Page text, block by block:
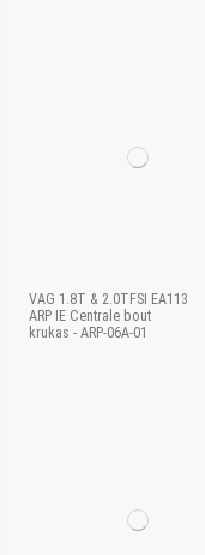
VAG 1.8T & 2.0TFSI EA113
ARP IE Centrale bout
krukas - ARP-06A-01